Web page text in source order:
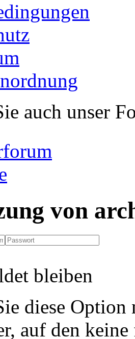
auch unser
von
bleiben
diese
auf den